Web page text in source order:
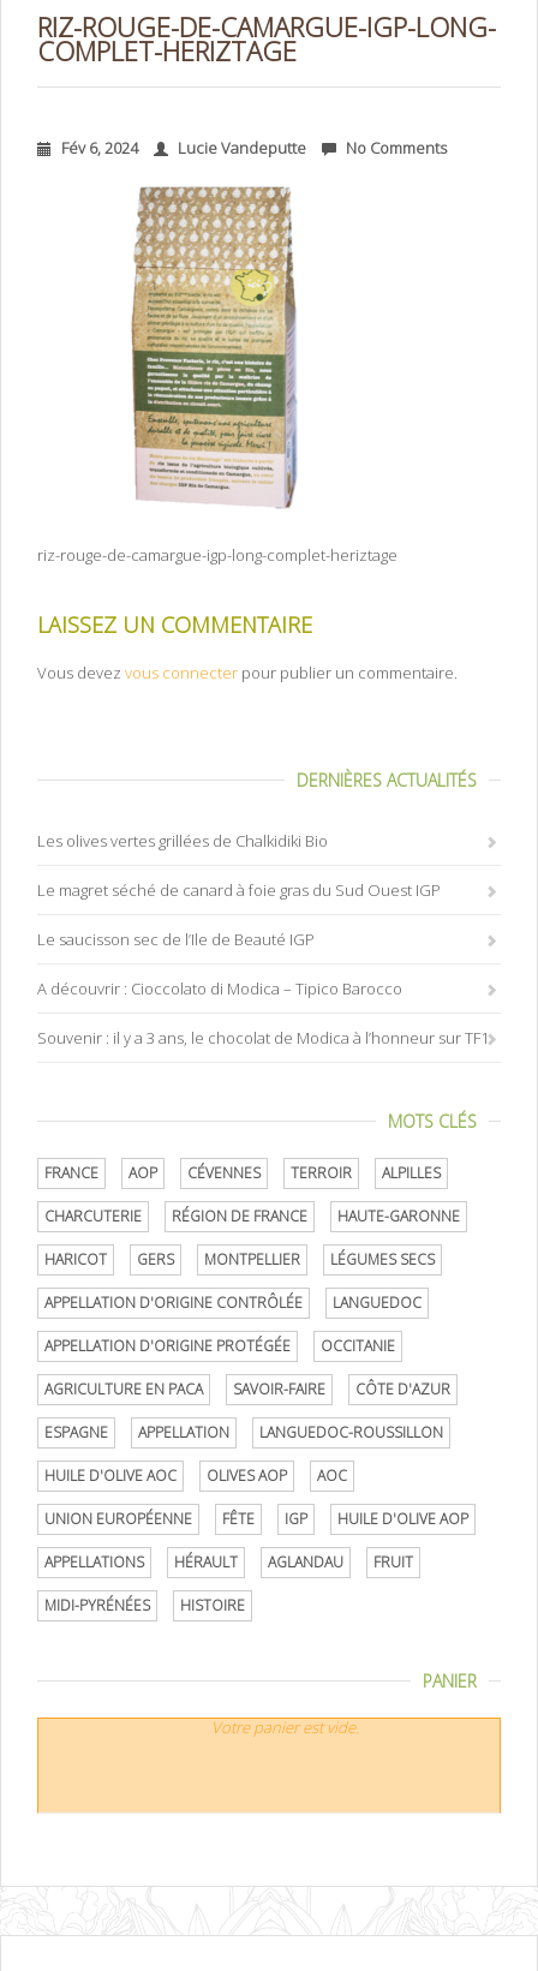
RIZ-ROUGE-DE-CAMARGUE-IGP-LONG-
COMPLET-HERIZTAGE
Fév 6, 2024 Lucie Vandeputte No Comments
riz-rouge-de-camargue-igp-long-complet-heriztage
LAISSEZ UN COMMENTAIRE
Vous devez vous connecter pour publier un commentaire.
DERNIÈRES ACTUALITÉS
Les olives vertes grillées de Chalkidiki Bio
Le magret séché de canard à foie gras du Sud Ouest IGP
Le saucisson sec de l’Ile de Beauté IGP
A découvrir : Cioccolato di Modica – Tipico Barocco
Souvenir : il y a 3 ans, le chocolat de Modica à l’honneur sur TF1
MOTS CLÉS
FRANCE AOP CÉVENNES TERROIR ALPILLES
CHARCUTERIE RÉGION DE FRANCE HAUTE-GARONNE
HARICOT GERS MONTPELLIER LÉGUMES SECS
APPELLATION D'ORIGINE CONTRÔLÉE LANGUEDOC
APPELLATION D'ORIGINE PROTÉGÉE OCCITANIE
AGRICULTURE EN PACA SAVOIR-FAIRE CÔTE D'AZUR
ESPAGNE APPELLATION LANGUEDOC-ROUSSILLON
HUILE D'OLIVE AOC OLIVES AOP AOC
UNION EUROPÉENNE FÊTE IGP HUILE D'OLIVE AOP
APPELLATIONS HÉRAULT AGLANDAU FRUIT
MIDI-PYRÉNÉES HISTOIRE
PANIER
Votre panier est vide.